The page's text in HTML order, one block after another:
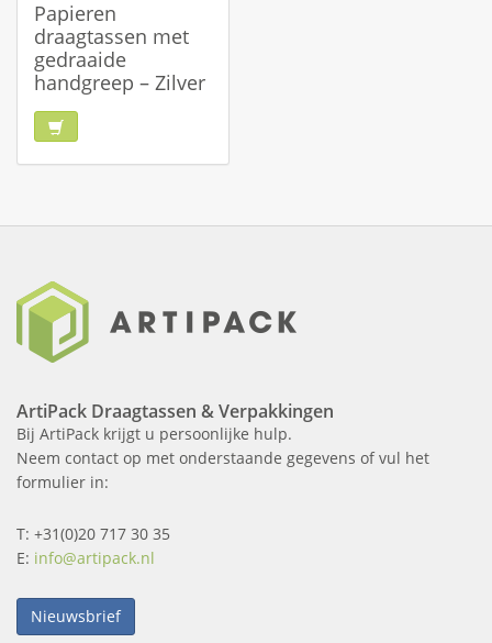
Papieren
draagtassen met
gedraaide
handgreep – Zilver
ArtiPack Draagtassen & Verpakkingen
Bij ArtiPack krijgt u persoonlijke hulp.
Neem contact op met onderstaande gegevens of vul het
formulier in:
T: +31(0)20 717 30 35
E: info@artipack.nl
Nieuwsbrief